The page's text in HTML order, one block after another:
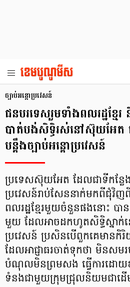
ច្បាប់អន្តោប្រវេសន៍
ជនបរទេសរួមទាំងពលរដ្ឋខ្មែ
បាត់បង់សិទ្ធិរស់នៅស៊ុយអែត
បន្តឹងច្បាប់អន្តោប្រវេសន៍
ប្រទេសស៊ុយអែត ដែលជាទីកន្ល
ប្រវេសន៍រាប់សែននាក់មកពីជុំវិ
ពលរដ្ឋខ្មែរមួយចំនួនផងនោះ បា
មួយ ដែលអាចដកហូតសិទ្ធិស្នាក់
ប្រវេសន៍ ប្រសិនបើពួកគេមានកិ
ដែលអាជ្ញាធរចាត់ទុកថា មិនសម
បំណុលមិនព្រមសង ធ្វើការដោយ
ទំនងជាមួយក្រុមជ្រុលនិយមជាដើ